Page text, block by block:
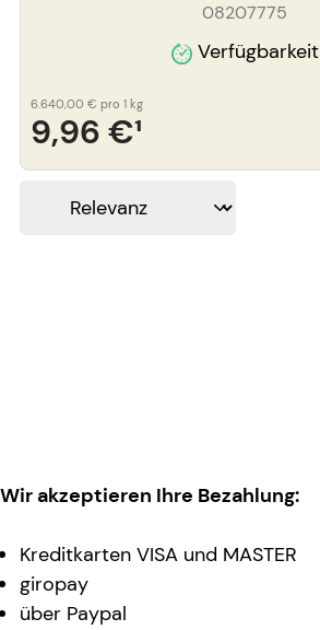
08207775
Verfügbarkeit
9,96 €¹
6.640,00 € pro 1 kg
Wir akzeptieren Ihre Bezahlung:
Kreditkarten VISA und MASTER
giropay
über Paypal